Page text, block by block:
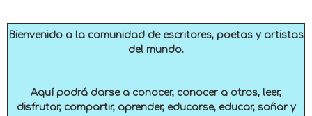
Bienvenido a la comunidad de escritores, poetas y artistas
del mundo.
Aquí podrá darse a conocer, conocer a otros, leer,
disfrutar, compartir, aprender, educarse, educar, soñar y